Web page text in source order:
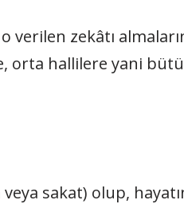
zekâtı
orta hallilere yani
sakat) olup,